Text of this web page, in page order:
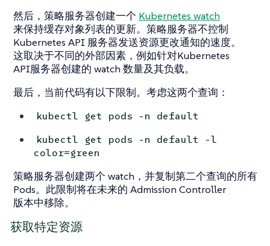
然后，策略服务器创建一个 Kubernetes watch
来保持缓存对象列表的更新。策略服务器不控制
Kubernetes API 服务器发送资源更改通知的速度。
这取决于不同的外部因素，例如针对Kubernetes
API服务器创建的 watch 数量及其负载。
最后，当前代码有以下限制。考虑这两个查询：
kubectl get pods -n default
kubectl get pods -n default -l
color=green
策略服务器创建两个 watch，并复制第二个查询的所有
Pods。此限制将在未来的 Admission Controller
版本中移除。
获取特定资源